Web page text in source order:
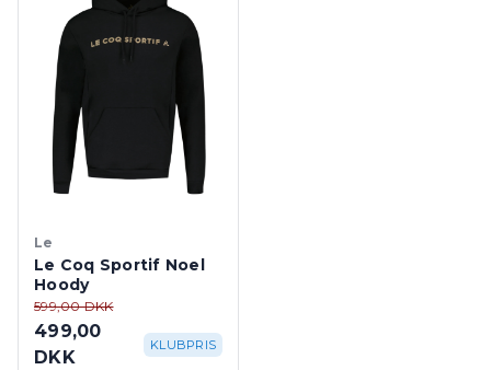
Le
Le Coq Sportif Noel
Hoody
599,00 DKK
499,00
DKK
KLUBPRIS